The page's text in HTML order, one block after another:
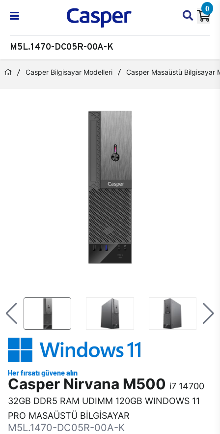
0
M5L.1470-DC05R-00A-K
Casper Bilgisayar Modelleri Casper Masaüstü Bilgisayar
Casper Nirvana M500 i7 14700
32GB DDR5 RAM UDIMM 120GB WINDOWS 11
PRO MASAÜSTÜ BİLGİSAYAR
M5L.1470-DC05R-00A-K